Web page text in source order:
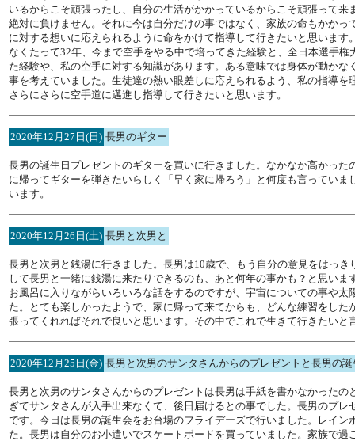
いるからこそ頑張ったし、自分の生活がかかっているからこそ頑張って
絶対に負けません。それに今は自分だけの事ではなく、家族の命もかか
に対する想いに応えられるように命をかけて指導して行きたいと思いま
なくたって32年、今まで空手をやる中で培ってきた経験と、全日本選手
た経験や、私の空手に対する知識があります。ある意味では身体が動か
事を考えていました。生徒達の熱い眼差しに応えられるよう、私の指導
さらにさらに空手道に邁進し指導して行きたいと思います。
2020年12月27日(日) 長男のギター
長男の誕生日プレゼントのギターを買いに行きました。なかなか高かっ
に帰ってギターを弾きたいらしく「早く家に帰ろう」と何度も言ってい
います。
2020年12月26日(土) 長男と次男と
長男と次男と銭湯に行きました。長男は10歳で、もう自分の意見をはっ
して長男と一緒に銭湯に来たりできるのも、あと何年の事かも？と思い
お風呂に入りながらいろいろな話をするのですが、宇宙についての事や
た。とても楽しかったようで、家に帰って来てからも、どんな練習をし
張ってくれればそれで良いと思います。その中でこれで生きて行きたい
2020年12月25日(金) 長男と次男のサンタさんからのプレゼントと長男の誕
長男と次男のサンタさんからのプレゼントは長男は手紙を書かなかった
ぎてサンタさんが入手出来なくて、後日届けるとの事でした。長男のプ
です。今日は長男の誕生会をお台場のフライデーズで行いました。レイ
た。長男は自分のお小遣いでスケートボードを買っていました。家族で